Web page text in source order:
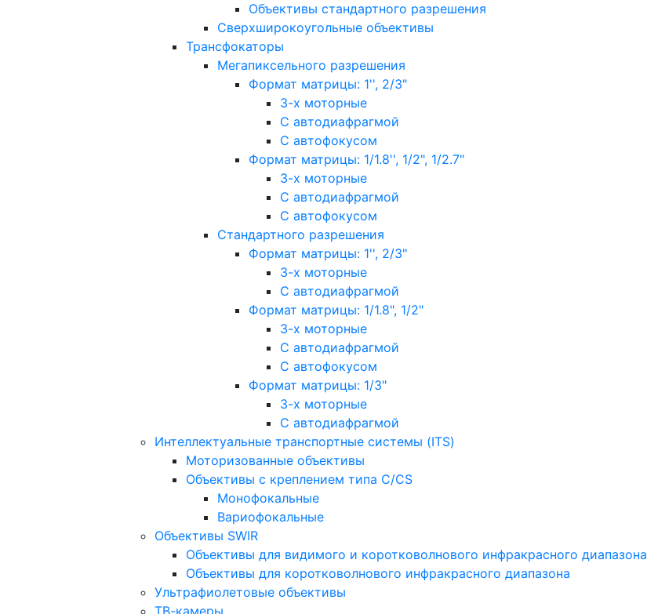
Объективы стандартного разрешения
Сверхширокоугольные объективы
Трансфокаторы
Мегапиксельного разрешения
Формат матрицы: 1'', 2/3"
3-х моторные
С автодиафрагмой
С автофокусом
Формат матрицы: 1/1.8'', 1/2", 1/2.7"
3-х моторные
С автодиафрагмой
С автофокусом
Стандартного разрешения
Формат матрицы: 1'', 2/3"
3-х моторные
С автодиафрагмой
Формат матрицы: 1/1.8", 1/2"
3-х моторные
С автодиафрагмой
С автофокусом
Формат матрицы: 1/3"
3-х моторные
С автодиафрагмой
Интеллектуальные транспортные системы (ITS)
Моторизованные объективы
Объективы с креплением типа C/CS
Монофокальные
Вариофокальные
Объективы SWIR
Объективы для видимого и коротковолнового инфракрасного диапазона
Объективы для коротковолнового инфракрасного диапазона
Ультрафиолетовые объективы
ТВ-камеры